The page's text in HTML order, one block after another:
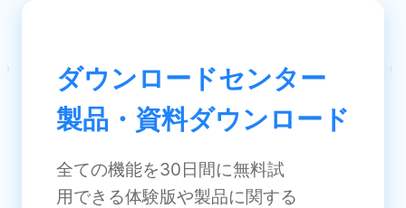
ダウンロードセンター
製品・資料ダウンロード
全ての機能を30日間に無料試
用できる体験版や製品に関する